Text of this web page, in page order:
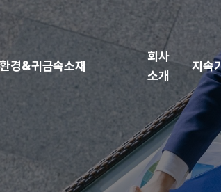
경&귀금속소재
회사
소개
지속